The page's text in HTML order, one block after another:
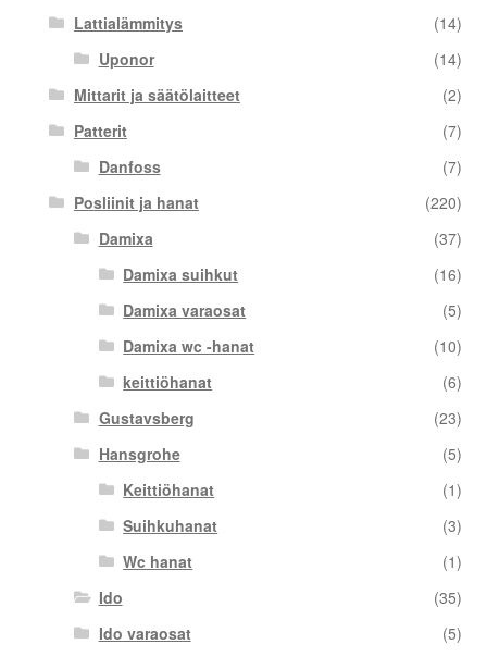
Lattialämmitys
(14)
Uponor
(14)
Mittarit ja säätölaitteet
(2)
Patterit
(7)
Danfoss
(7)
Posliinit ja hanat
(220)
Damixa
(37)
Damixa suihkut
(16)
Damixa varaosat
(5)
Damixa wc -hanat
(10)
keittiöhanat
(6)
Gustavsberg
(23)
Hansgrohe
(5)
Keittiöhanat
(1)
Suihkuhanat
(3)
Wc hanat
(1)
Ido
(35)
Ido varaosat
(5)